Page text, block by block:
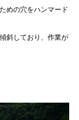
めの穴をハンマード
斜しており、作業が